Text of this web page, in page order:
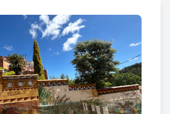
va veure créixer i convertir-se en
aquell do estrany dels grans
el paisatge com qui escolta una
delicades, olis plens